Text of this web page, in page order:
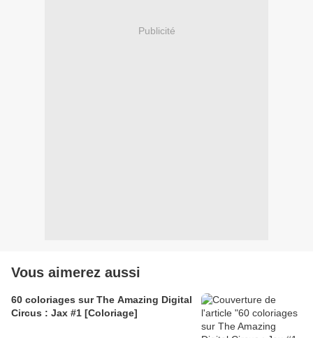
Publicité
Vous aimerez aussi
60 coloriages sur The Amazing Digital
Circus : Jax #1 [Coloriage]